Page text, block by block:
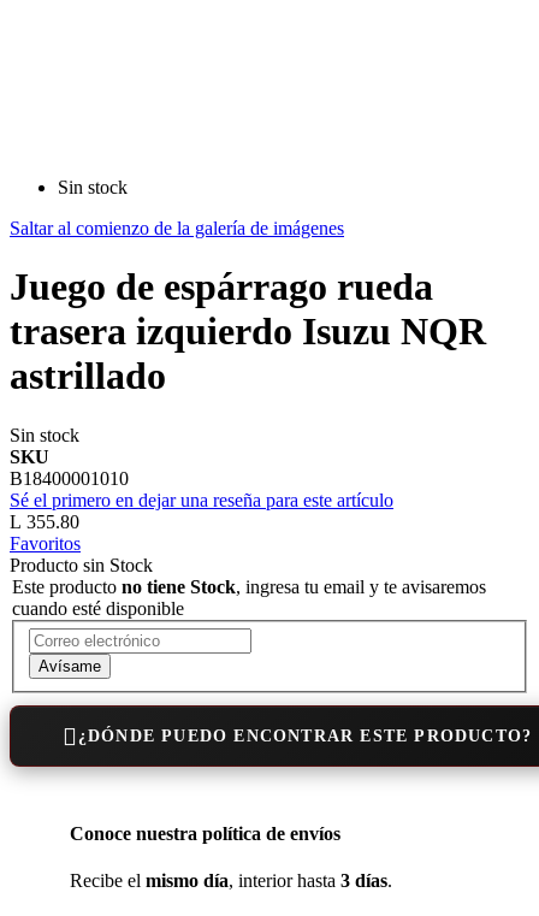
Sin stock
Saltar al comienzo de la galería de imágenes
Juego de espárrago rueda
trasera izquierdo Isuzu NQR
astrillado
Sin stock
SKU
B18400001010
Sé el primero en dejar una reseña para este artículo
L 355.80
Favoritos
Producto sin Stock
Este producto no tiene Stock, ingresa tu email y te avisaremos
cuando esté disponible
Avísame
¿DÓNDE PUEDO ENCONTRAR ESTE PRODUCTO?
Conoce nuestra política de envíos
Recibe el mismo día, interior hasta 3 días.